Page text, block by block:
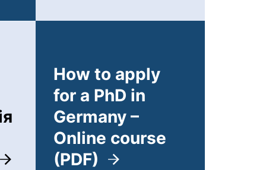
How to apply
for a PhD in
Germany –
Online course
(PDF)